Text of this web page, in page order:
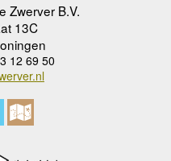
Zwerver B.V.
13C
12 69 50